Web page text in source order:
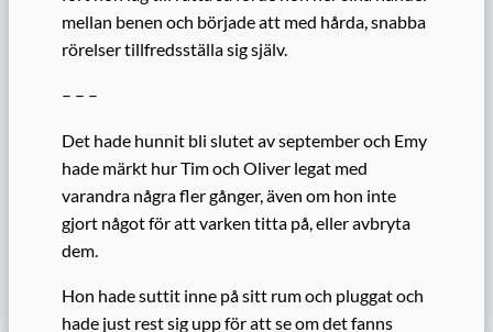
mellan benen och började att med hårda, snabba
rörelser tillfredsställa sig själv.
– – –
Det hade hunnit bli slutet av september och Emy
hade märkt hur Tim och Oliver legat med
varandra några fler gånger, även om hon inte
gjort något för att varken titta på, eller avbryta
dem.
Hon hade suttit inne på sitt rum och pluggat och
hade just rest sig upp för att se om det fanns